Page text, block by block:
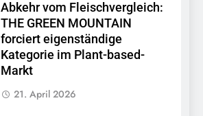
Abkehr vom Fleischvergleich:
THE GREEN MOUNTAIN
forciert eigenständige
Kategorie im Plant-based-
Markt
21. April 2026